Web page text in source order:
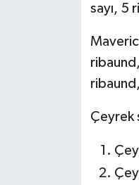
sayı, 5
Çeyrek
Su Sporları
Diğer Spor